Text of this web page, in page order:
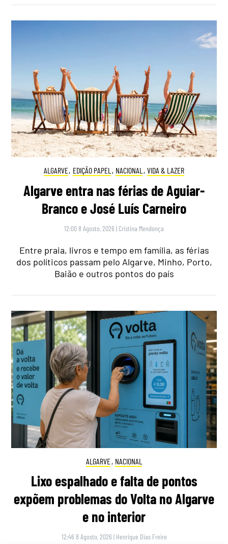
ALGARVE, EDIÇÃO PAPEL , NACIONAL , VIDA & LAZER
Algarve entra nas férias de Aguiar-
Branco e José Luís Carneiro
12:00 8 Agosto, 2026 | Cristina Mendonça
Entre praia, livros e tempo em família, as férias
dos políticos passam pelo Algarve, Minho, Porto,
Baião e outros pontos do país
ALGARVE, NACIONAL
Lixo espalhado e falta de pontos
expõem problemas do Volta no Algarve
e no interior
12:46 8 Agosto, 2026 | Henrique Dias Freire